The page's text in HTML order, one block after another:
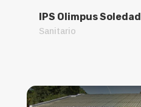
IPS Olimpus Soledad
Sanitario